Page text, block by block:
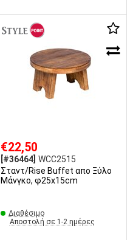
€22,50
[#36464] WCC2515
Σταντ/Rise Buffet απο Ξύλο
Μάνγκο, φ25x15cm
Διαθέσιμο
Αποστολή σε 1-2 ημέρες